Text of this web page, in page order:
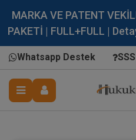
MARKA VE PATENT
PAKETİ | FULL+FULL |
Whatsapp Destek SSS